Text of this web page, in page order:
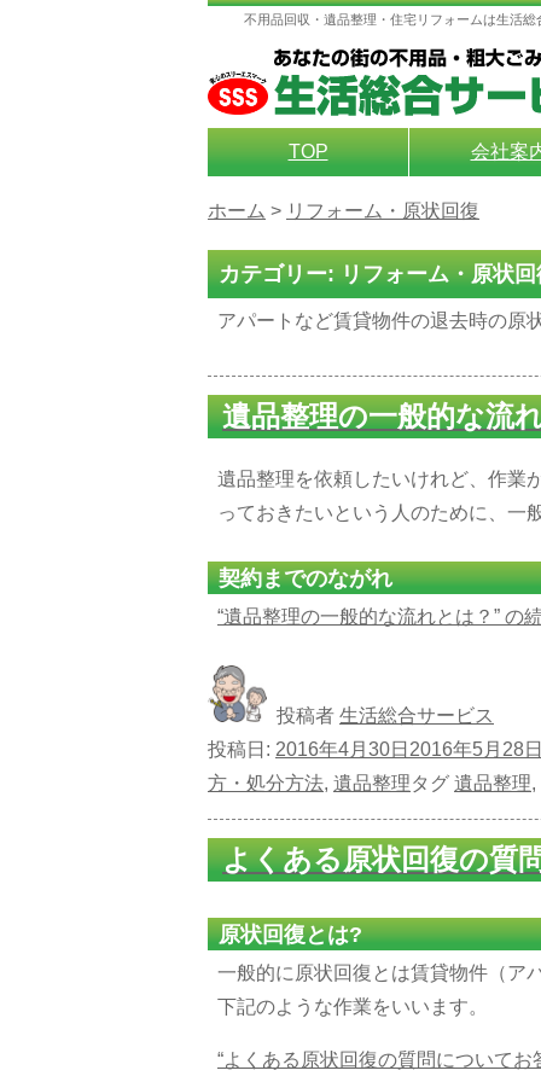
不用品回収・遺品整理・住宅リフォームは生活
TOP 会社案
ホーム > リフォーム・原状回復
カテゴリー:リフォーム・原状回
アパートなど賃貸物件の退去時の原
遺品整理の一般的な流
遺品整理を依頼したいけれど、作業
っておきたいという人のために、一
契約までのながれ
“遺品整理の一般的な流れとは？” の
投稿者 生活総合サービス
投稿日: 2016年4月30日 2016年5月28
方・処分方法, 遺品整理タグ 遺品整理,
よくある原状回復の質
原状回復とは?
一般的に原状回復とは賃貸物件（ア
下記のような作業をいいます。
“よくある原状回復の質問についてお